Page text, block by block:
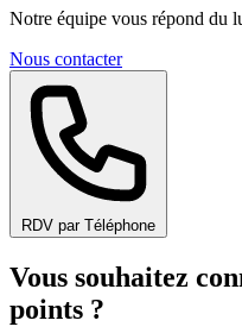
Notre équipe vous répond du
Nous contacter
RDV par Téléphone
Vous souhaitez
points ?